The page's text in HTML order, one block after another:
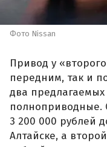
Фото Nissan
Привод у
передним, так и
два
полноприводные.
3 200 000 рублей
Алтайске, а